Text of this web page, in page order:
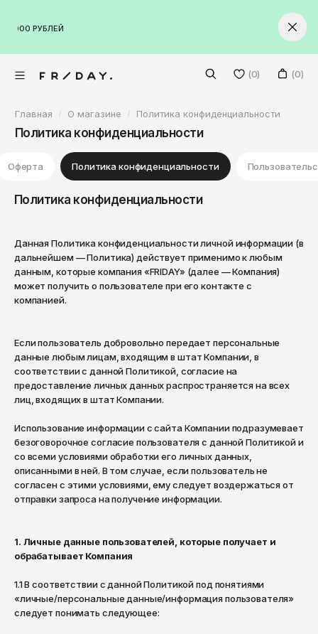
Обувь
Кроссовки на лето
Кроссовки
Кеды
Уход за обувью
Верхняя одежда
Анораки
Ветровки
Парки
Куртки
Жилеты
Бомберы
Женское
Обувь
Ботинки
Кроссовки
Сланцы
Уход за обувью
Куртки на лето
Анораки
Ветровки
Пуховики
Куртки
Жилеты
Бренды
Adidas Originals
Alpha Industries
Anteater
Asics
Carhartt WIP
Casio
Champion
Codered
Crocs
Dickies
Скидки
Санкт-Петербург
+7 (965) 579-03-90
Войти
(0) (0)
Главная О магазине Политика конфиденциальности
Политика конфиденциальности
Оферта Политика конфиденциальности
Политика конфиденциальности
Данная Политика конфиденциальности личной информации (в
дальнейшем — Политика) действует применимо к любым
данным, которые компания «FRIDAY» (далее — Компания)
может получить о пользователе при его контакте с
компанией.
Если пользователь добровольно передает персональные
данные любым лицам, входящим в штат Компании, в
соответствии с данной Политикой, согласие на
предоставление личных данных распространяется на всех
лиц, входящих в штат Компании.
Использование информации с сайта Компании подразумевает
безоговорочное согласие пользователя с данной Политикой и
со всеми условиями обработки его личных данных,
описанными в ней. В том случае, если пользователь не
согласен с этими условиями, ему следует воздержаться от
отправки запроса на получение информации.
1. Личные данные пользователей, которые получает и
обрабатывает Компания
1.1 В соответствии с данной Политикой под понятиями
«личные/персональные данные/информация пользователя»
следует понимать следующее:
Волгоград
Казань
Красноярск
Нижний Новгород
Абакан
Анадырь
Астрахань
Барнаул
Белгород
Биробиджан
Благовещенск
Брянск
Великий Новгород
Владикавказ
Волгоград
Волгодонск